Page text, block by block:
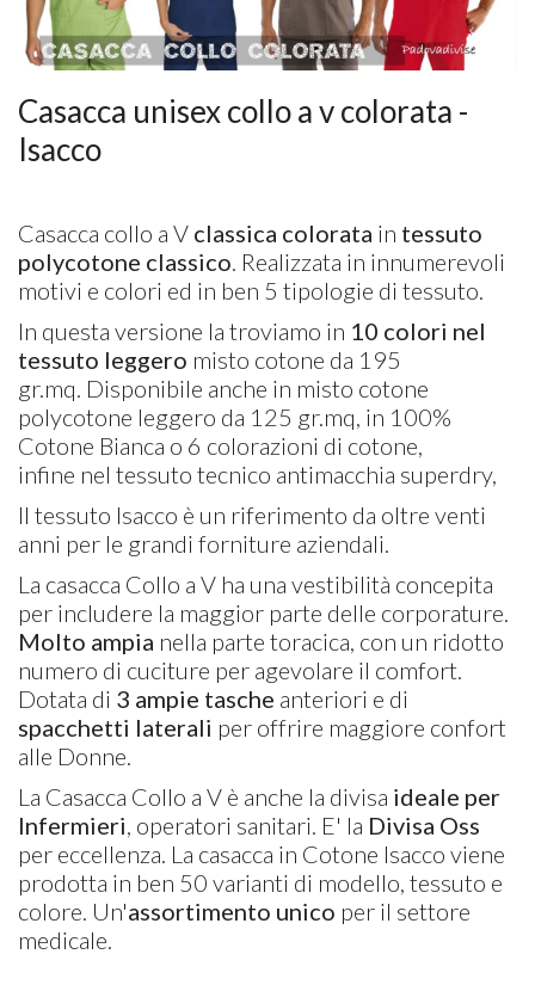
Casacca unisex collo a v colorata -
Isacco
Casacca collo a V classica colorata in tessuto
polycotone classico. Realizzata in innumerevoli
motivi e colori ed in ben 5 tipologie di tessuto.
In questa versione la troviamo in 10 colori nel
tessuto leggero misto cotone da 195
gr.mq. Disponibile anche in misto cotone
polycotone leggero da 125 gr.mq, in 100%
Cotone Bianca o 6 colorazioni di cotone,
infine nel tessuto tecnico antimacchia superdry,
Il tessuto Isacco è un riferimento da oltre venti
anni per le grandi forniture aziendali.
La casacca Collo a V ha una vestibilità concepita
per includere la maggior parte delle corporature.
Molto ampia nella parte toracica, con un ridotto
numero di cuciture per agevolare il comfort.
Dotata di 3 ampie tasche anteriori e di
spacchetti laterali per offrire maggiore confort
alle Donne.
La Casacca Collo a V è anche la divisa ideale per
Infermieri, operatori sanitari. E' la Divisa Oss
per eccellenza. La casacca in Cotone Isacco viene
prodotta in ben 50 varianti di modello, tessuto e
colore. Un'assortimento unico per il settore
medicale.